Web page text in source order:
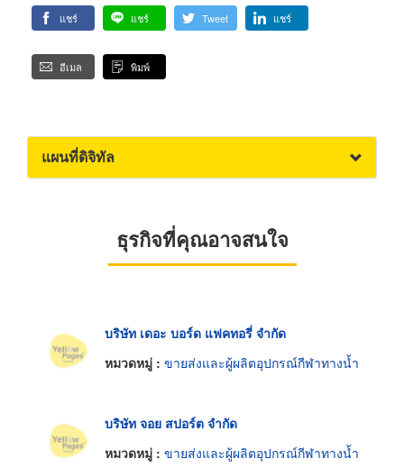
แชร์ แชร์ Tweet แชร์
อีเมล พิมพ์
แผนที่ดิจิทัล
ธุรกิจที่คุณอาจสนใจ
บริษัท เดอะ บอร์ด แฟคทอรี่ จำกัด
หมวดหมู่ : ขายส่งและผู้ผลิตอุปกรณ์กีฬาทางน้ำ
บริษัท จอย สปอร์ต จำกัด
หมวดหมู่ : ขายส่งและผู้ผลิตอุปกรณ์กีฬาทางน้ำ